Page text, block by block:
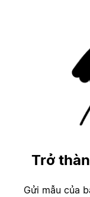
Trở
Gửi mẫu của